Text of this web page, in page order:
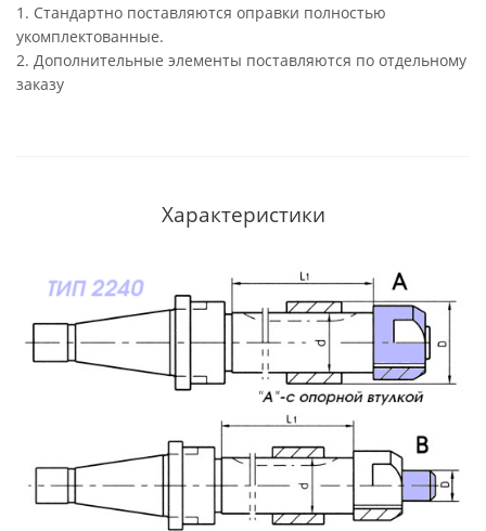
1. Стандартно поставляются оправки полностью
укомплектованные.
2. Дополнительные элементы поставляются по отдельному
заказу
Характеристики